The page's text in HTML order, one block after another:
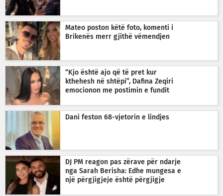
Mateo poston këtë foto, komenti i
Brikenës merr gjithë vëmendjen
“Kjo është ajo që të pret kur
kthehesh në shtëpi”, Dafina Zeqiri
emocionon me postimin e fundit
Dani feston 68-vjetorin e lindjes
DJ PM reagon pas zërave për ndarje
nga Sarah Berisha: Edhe mungesa e
një përgjigjeje është përgjigje